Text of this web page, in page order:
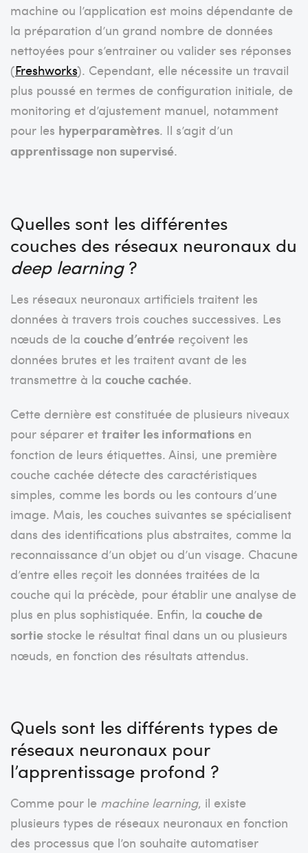
machine ou l’application est moins dépendante de
la préparation d’un grand nombre de données
nettoyées pour s’entrainer ou valider ses réponses
(Freshworks). Cependant, elle nécessite un travail
plus poussé en termes de configuration initiale, de
monitoring et d’ajustement manuel, notamment
pour les hyperparamètres. Il s’agit d’un
apprentissage non supervisé.
Quelles sont les différentes
couches des réseaux neuronaux du
deep learning ?
Les réseaux neuronaux artificiels traitent les
données à travers trois couches successives. Les
nœuds de la couche d’entrée reçoivent les
données brutes et les traitent avant de les
transmettre à la couche cachée.
Cette dernière est constituée de plusieurs niveaux
pour séparer et traiter les informations en
fonction de leurs étiquettes. Ainsi, une première
couche cachée détecte des caractéristiques
simples, comme les bords ou les contours d’une
image. Mais, les couches suivantes se spécialisent
dans des identifications plus abstraites, comme la
reconnaissance d’un objet ou d’un visage. Chacune
d’entre elles reçoit les données traitées de la
couche qui la précède, pour établir une analyse de
plus en plus sophistiquée. Enfin, la couche de
sortie stocke le résultat final dans un ou plusieurs
nœuds, en fonction des résultats attendus.
Quels sont les différents types de
réseaux neuronaux pour
l’apprentissage profond ?
Comme pour le machine learning, il existe
plusieurs types de réseaux neuronaux en fonction
des processus que l’on souhaite automatiser